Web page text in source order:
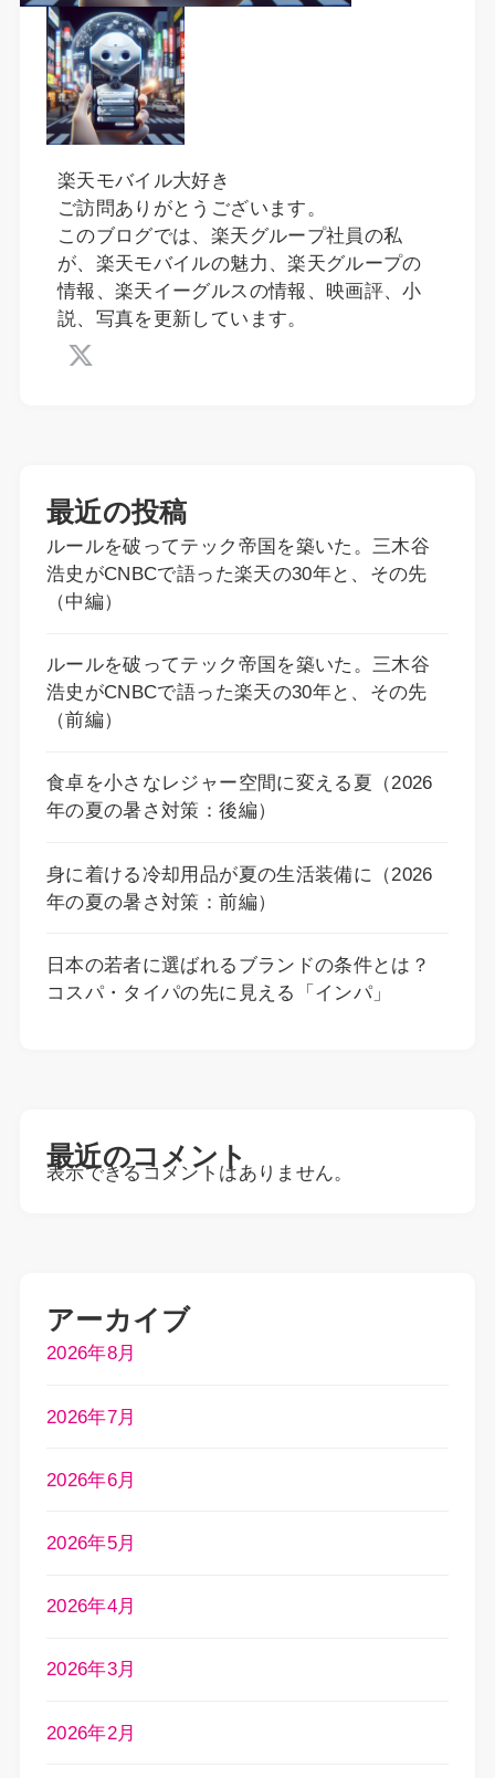
楽天モバイル大好き
ご訪問ありがとうございます。
このブログでは、楽天グループ社員の私
が、楽天モバイルの魅力、楽天グループの
情報、楽天イーグルスの情報、映画評、小
説、写真を更新しています。
最近の投稿
ルールを破ってテック帝国を築いた。三木谷
浩史がCNBCで語った楽天の30年と、その先
（中編）
ルールを破ってテック帝国を築いた。三木谷
浩史がCNBCで語った楽天の30年と、その先
（前編）
食卓を小さなレジャー空間に変える夏（2026
年の夏の暑さ対策：後編）
身に着ける冷却用品が夏の生活装備に（2026
年の夏の暑さ対策：前編）
日本の若者に選ばれるブランドの条件とは？
コスパ・タイパの先に見える「インパ」
最近のコメント
表示できるコメントはありません。
アーカイブ
2026年8月
2026年7月
2026年6月
2026年5月
2026年4月
2026年3月
2026年2月